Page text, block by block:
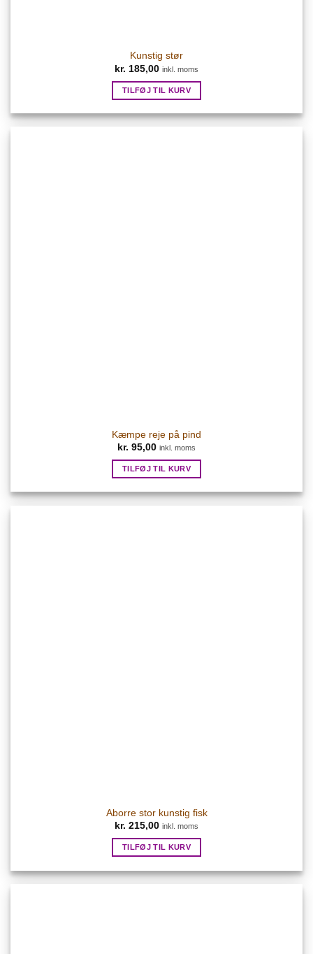
Kunstig stør
kr. 185,00 inkl. moms
TILFØJ TIL KURV
Kæmpe reje på pind
kr. 95,00 inkl. moms
TILFØJ TIL KURV
Aborre stor kunstig fisk
kr. 215,00 inkl. moms
TILFØJ TIL KURV